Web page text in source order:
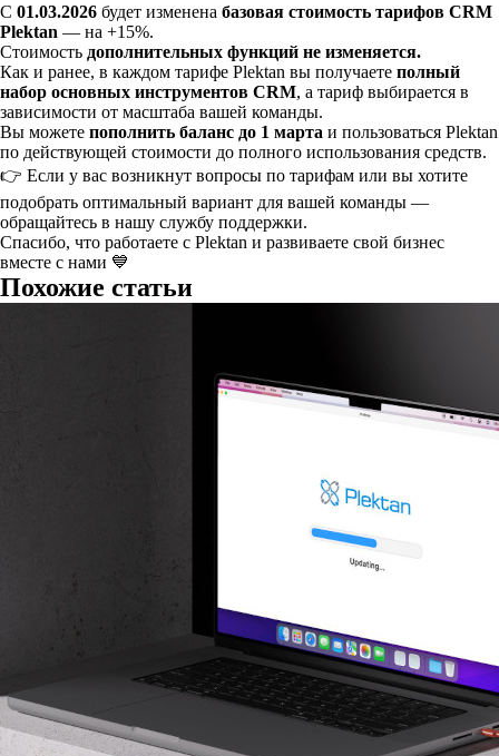
С 01.03.2026 будет изменена базовая стоимость тарифов CRM
Plektan — на +15%.
Стоимость дополнительных функций не изменяется.
Как и ранее, в каждом тарифе Plektan вы получаете полный
набор основных инструментов CRM, а тариф выбирается в
зависимости от масштаба вашей команды.
Вы можете пополнить баланс до 1 марта и пользоваться Plektan
по действующей стоимости до полного использования средств.
👉 Если у вас возникнут вопросы по тарифам или вы хотите
подобрать оптимальный вариант для вашей команды —
обращайтесь в нашу службу поддержки.
Спасибо, что работаете с Plektan и развиваете свой бизнес
вместе с нами 💙
Похожие статьи